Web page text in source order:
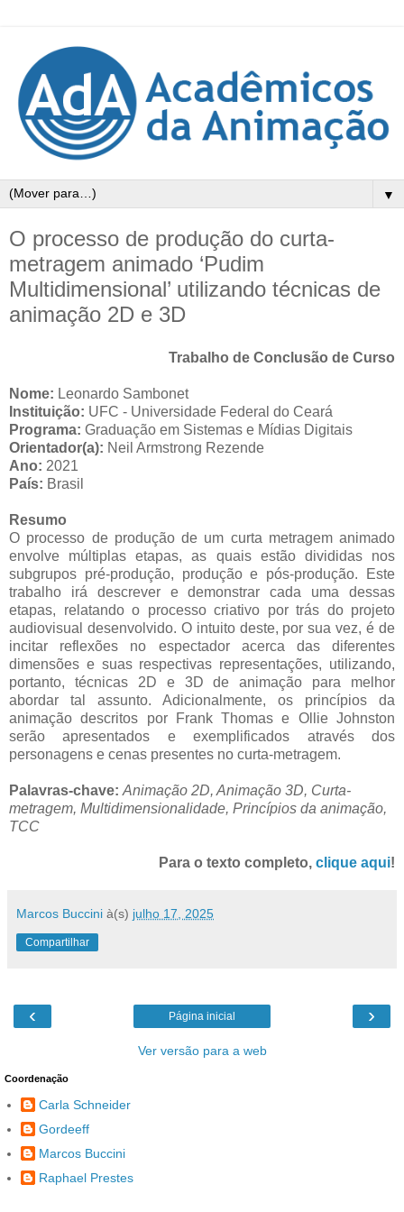
▼
O processo de produção do curta-
metragem animado ‘Pudim
Multidimensional’ utilizando técnicas de
animação 2D e 3D
Trabalho de Conclusão de Curso
Nome: Leonardo Sambonet
Instituição: UFC - Universidade Federal do Ceará
Programa: Graduação em Sistemas e Mídias Digitais
Orientador(a): Neil Armstrong Rezende
Ano: 2021
País: Brasil
Resumo
O processo de produção de um curta metragem animado
envolve múltiplas etapas, as quais estão divididas nos
subgrupos pré-produção, produção e pós-produção. Este
trabalho irá descrever e demonstrar cada uma dessas
etapas, relatando o processo criativo por trás do projeto
audiovisual desenvolvido. O intuito deste, por sua vez, é de
incitar reflexões no espectador acerca das diferentes
dimensões e suas respectivas representações, utilizando,
portanto, técnicas 2D e 3D de animação para melhor
abordar tal assunto. Adicionalmente, os princípios da
animação descritos por Frank Thomas e Ollie Johnston
serão apresentados e exemplificados através dos
personagens e cenas presentes no curta-metragem.
Palavras-chave: Animação 2D, Animação 3D, Curta-
metragem, Multidimensionalidade, Princípios da animação,
TCC
Para o texto completo, clique aqui!
Marcos Buccini à(s) julho 17, 2025
Compartilhar
‹ ›
Página inicial
Ver versão para a web
Coordenação
Carla Schneider
Gordeeff
Marcos Buccini
Raphael Prestes